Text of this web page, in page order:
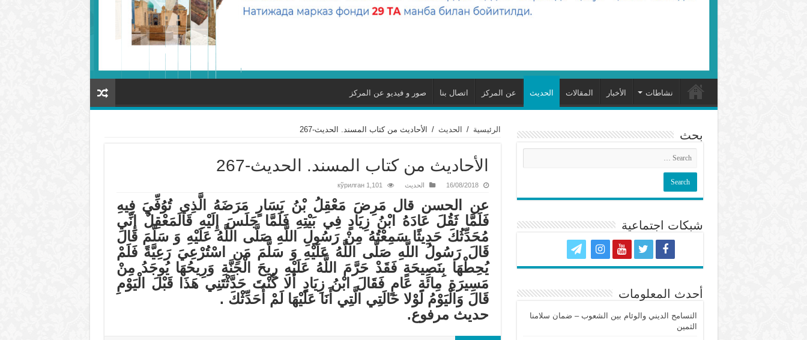
نشاطات الأخبار المقالات الحديث عن المركز اتصال بنا صور و فيديو عن المركز
الرئيسية / الحديث / الأحاديث من كتاب المسند. الحديث-267
الأحاديث من كتاب المسند. الحديث-267
16/08/2018 الحديث 1,101 кўрилган
عن الحسن قال مَرِضَ مَعْقِلُ بْنُ يَسَارٍ مَرَضَهُ الَّذِي تُوُفِّيَ فِيهِ
فَلَمَّا ثَقُلَ عَادَهُ ابْنُ زِيَادٍ فِي بَيْتِهِ فَلَمَّا جَلَسَ إِلَيْهِ قَالَمَعْقِلٌ إِنِّي
مُحَدِّثُكَ حَدِيثًا سَمِعْتُهُ مِنْ رَسُولِ اللَّهِ صَلَّى اللَّهُ عَلَيْهِ وَ سَلَّمَ قَالَ
قَالَ رَسُولُ اللَّهِ صَلَّى اللَّهُ عَلَيْهِ وَ سَلَّمَ مَنِ اسْتُرْعِيَ رَعِيَّةً فَلَمْ
يُحِطْهَا بِنَصِيحَةٍ فَقَدْ حَرَّمَ اللَّهُ عَلَيْهِ رِيحَ الْجَنَّةِ وَرِيحُهَا يُوجَدُ مِنْ
مَسِيرَةِ مِائَةِ عَامٍ فَقَالَ ابْنُ زِيَادٍ أَلا كُنْتَ حَدَّثْتَنِي هَذَا قَبْلَ الْيَوْمِ
قَالَ وَالْيَوْمُ لَوْلا حَالَتِي الَّتِي أَنَا عَلَيْهَا لَمْ أُحَدِّثْكَ .
حديث مرفوع.
بحث
شبكات اجتماعية
أحدث المعلومات
التسامح الديني والوئام بين الشعوب – ضمان سلامنا
الثمين